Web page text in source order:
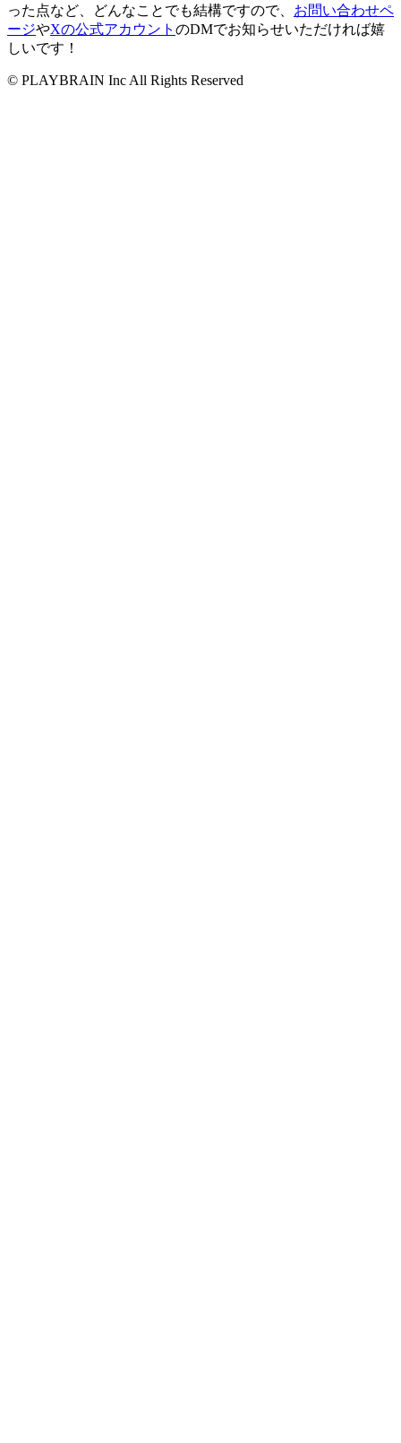
った点など、どんなことでも結構ですので、 お問い合わせペ
ージやXの公式アカウント のDMでお知らせいただければ嬉
しいです！
© PLAYBRAIN Inc All Rights Reserved